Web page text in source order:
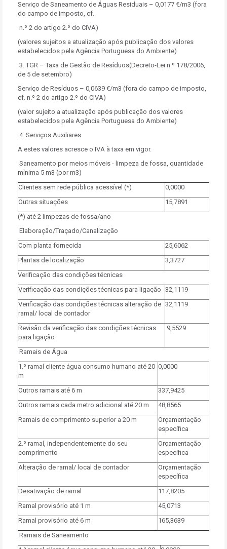
Serviço de Saneamento de Águas Residuais – 0,0177 €/m3 (fora
do campo de imposto, cf.
n.º 2 do artigo 2.º do CIVA)
(valores sujeitos a atualização após publicação dos valores
estabelecidos pela Agência Portuguesa do Ambiente)
3. TGR – Taxa de Gestão de Resíduos(Decreto-Lei n.º 178/2006,
de 5 de setembro)
Serviço de Resíduos – 0,0639 €/m3 (fora do campo de imposto,
cf. n.º 2 do artigo 2.º do CIVA)
(valor sujeito a atualização após publicação dos valores
estabelecidos pela Agência Portuguesa do Ambiente)
4. Serviços Auxiliares
A estes valores acresce o IVA à taxa em vigor.
Saneamento por meios móveis - limpeza de fossa, quantidade
mínima 5 m3 (por m3)
Clientes sem rede pública acessível (*)
0,0000
Outras situações
15,7891
(*) até 2 limpezas de fossa/ano
Elaboração/Traçado/Canalização
Com planta fornecida
25,6062
Plantas de localização
3,3727
Verificação das condições técnicas
Verificação das condições técnicas para ligação 32,1119
Verificação das condições técnicas alteração de
ramal/ local de contador
32,1119
Revisão da verificação das condições técnicas
para ligação
9,5529
Ramais de Água
1.º ramal cliente água consumo humano até 20
m
0,0000
Outros ramais até 6 m
337,9425
Outros ramais cada metro adicional até 20 m
48,8565
Ramais de comprimento superior a 20 m
Orçamentação
específica
2.º ramal, independentemente do seu
comprimento
Orçamentação
específica
Alteração de ramal/ local de contador
Orçamentação
específica
Desativação de ramal
117,8205
Ramal provisório até 1 m
45,0713
Ramal provisório até 6 m
165,3639
Ramais de Saneamento